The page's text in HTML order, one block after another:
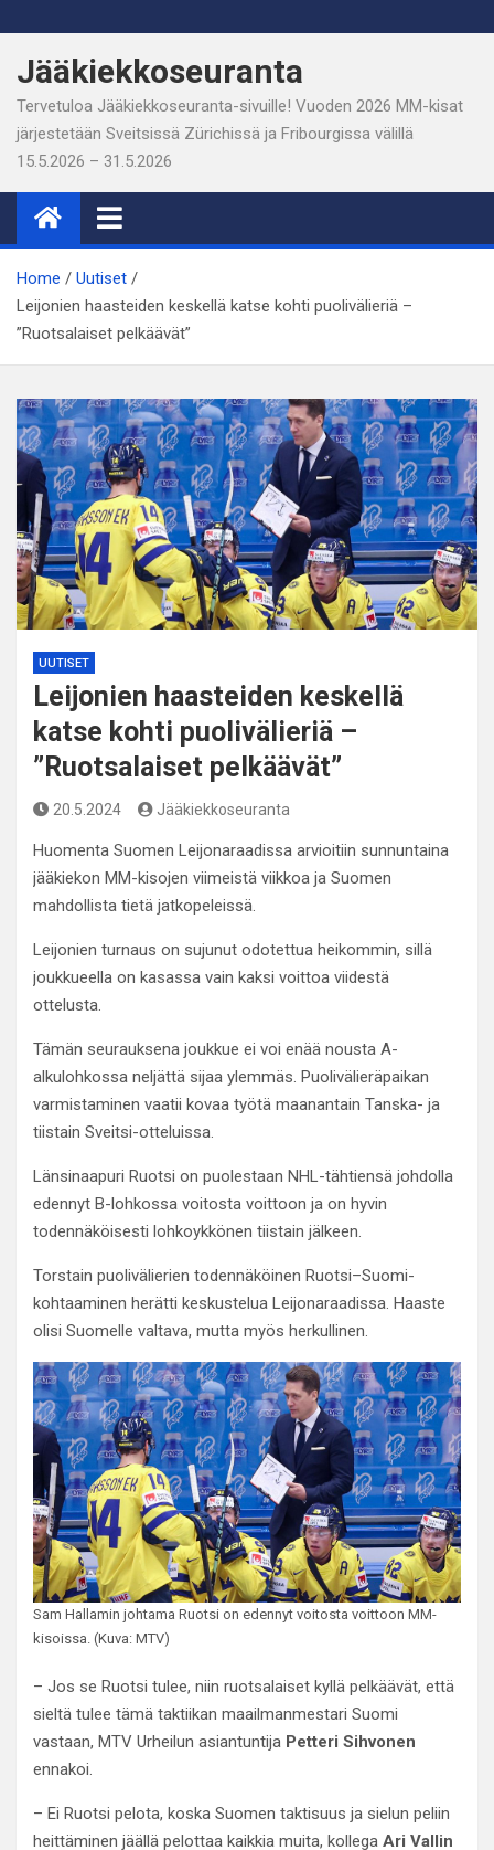
to
content
Jääkiekkoseuranta
Tervetuloa Jääkiekkoseuranta-sivuille! Vuoden 2026 MM-kisat
järjestetään Sveitsissä Zürichissä ja Fribourgissa välillä
15.5.2026 – 31.5.2026
Home
Uutiset
Leijonien haasteiden keskellä katse kohti puolivälieriä –
”Ruotsalaiset pelkäävät”
UUTISET
Leijonien haasteiden keskellä
katse kohti puolivälieriä –
”Ruotsalaiset pelkäävät”
20.5.2024 Jääkiekkoseuranta
Huomenta Suomen Leijonaraadissa arvioitiin sunnuntaina
jääkiekon MM-kisojen viimeistä viikkoa ja Suomen
mahdollista tietä jatkopeleissä.
Leijonien turnaus on sujunut odotettua heikommin, sillä
joukkueella on kasassa vain kaksi voittoa viidestä
ottelusta.
Tämän seurauksena joukkue ei voi enää nousta A-
alkulohkossa neljättä sijaa ylemmäs. Puolivälieräpaikan
varmistaminen vaatii kovaa työtä maanantain Tanska- ja
tiistain Sveitsi-otteluissa.
Länsinaapuri Ruotsi on puolestaan NHL-tähtiensä johdolla
edennyt B-lohkossa voitosta voittoon ja on hyvin
todennäköisesti lohkoykkönen tiistain jälkeen.
Torstain puolivälierien todennäköinen Ruotsi–Suomi-
kohtaaminen herätti keskustelua Leijonaraadissa. Haaste
olisi Suomelle valtava, mutta myös herkullinen.
Sam Hallamin johtama Ruotsi on edennyt voitosta voittoon MM-
kisoissa. (Kuva: MTV)
– Jos se Ruotsi tulee, niin ruotsalaiset kyllä pelkäävät, että
sieltä tulee tämä taktiikan maailmanmestari Suomi
vastaan, MTV Urheilun asiantuntija Petteri Sihvonen
ennakoi.
– Ei Ruotsi pelota, koska Suomen taktisuus ja sielun peliin
heittäminen jäällä pelottaa kaikkia muita, kollega Ari Vallin